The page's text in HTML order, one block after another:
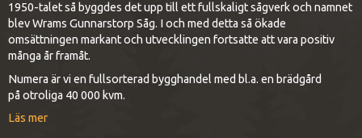
1950-talet så byggdes det upp till ett fullskaligt sågverk och namnet
blev Wrams Gunnarstorp Såg. I och med detta så ökade
omsättningen markant och utvecklingen fortsatte att vara positiv
många år framåt.
Numera är vi en fullsorterad bygghandel med bl.a. en brädgård
på otroliga 40 000 kvm.
Läs mer